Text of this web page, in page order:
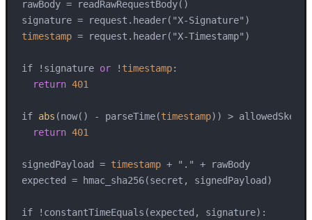
rawBody = readRawRequestBody()
signature =
timestamp = request.header("X-Timestamp")
if ! signature or ! timestamp:
return 401
if abs (now() - parseTime(timestamp)) > allowedSkew:
return 401
signedPayload = timestamp + "." + rawBody
expected = hmac_sha256(secret, signedPayload)
if ! constantTimeEquals(expected, signature):